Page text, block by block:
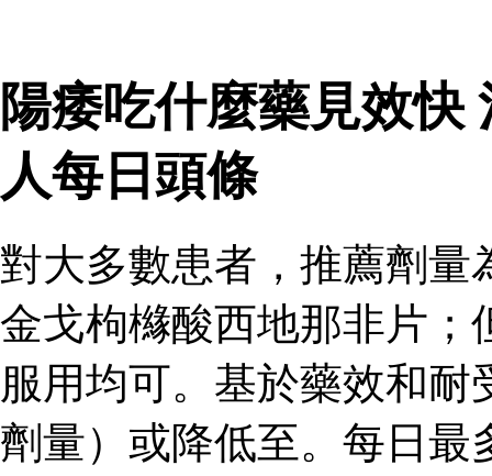
陽痿吃什麼藥見效快
人每日頭條
對大多數患者，推薦劑量
金戈枸櫞酸西地那非片；
服用均可。基於藥效和
劑量）或降低至。每日最